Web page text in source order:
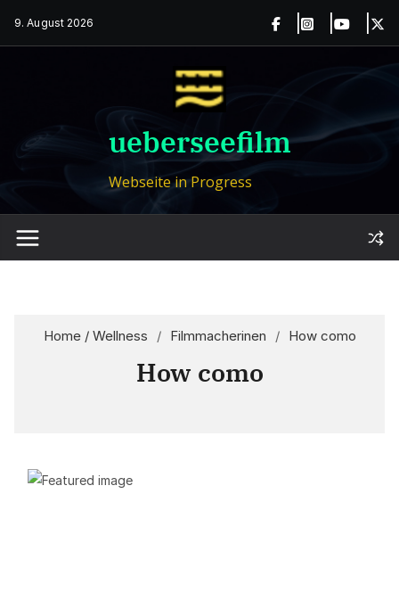
9. August 2026
ueberseefilm
Webseite in Progress
Home / Wellness / Filmmacherinen / How como
How como